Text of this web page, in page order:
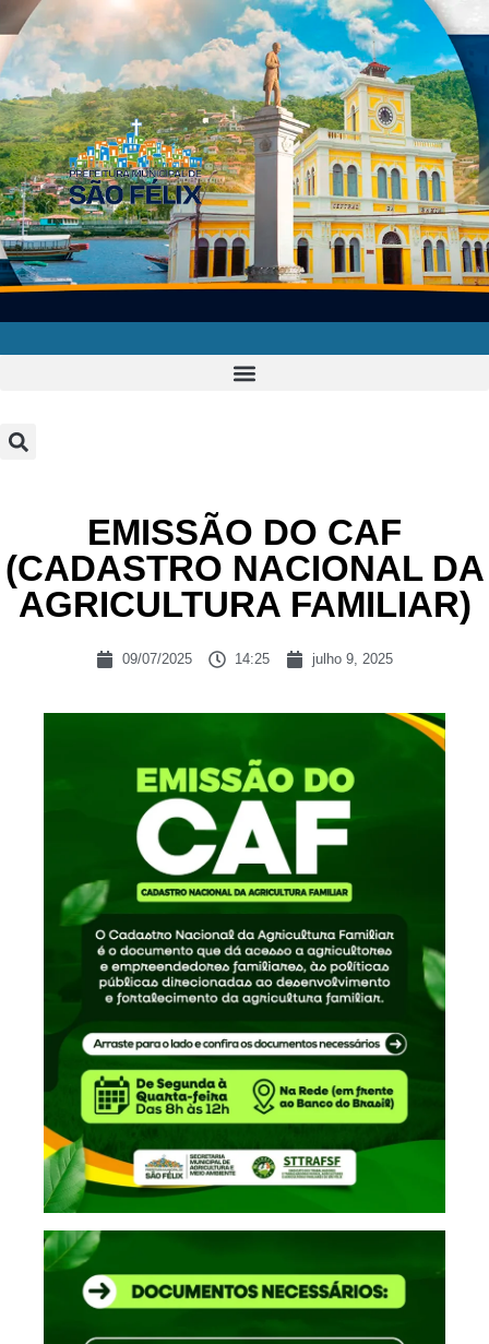
EMISSÃO DO CAF
(CADASTRO NACIONAL DA
AGRICULTURA FAMILIAR)
09/07/2025 14:25 julho 9, 2025